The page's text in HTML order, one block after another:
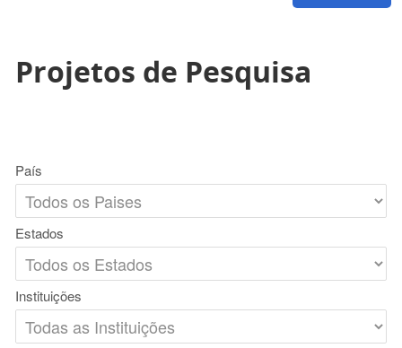
Projetos de Pesquisa
País
Estados
Instituições